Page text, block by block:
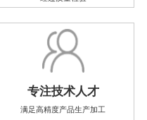
专注技术人才
满足高精度产品生产加工